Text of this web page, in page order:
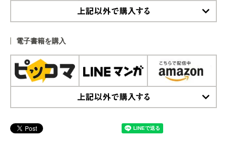
電子書籍を購入